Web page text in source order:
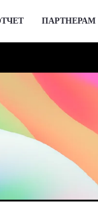
ПАРТНЕРАМ
2 декабря